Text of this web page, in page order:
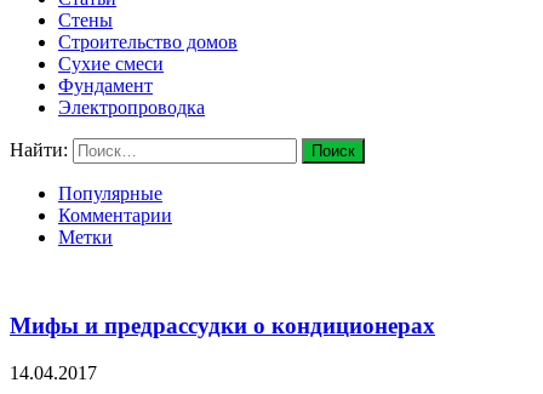
Стены
Строительство домов
Сухие смеси
Фундамент
Электропроводка
Найти:
Популярные
Комментарии
Метки
Мифы и предрассудки о кондиционерах
14.04.2017